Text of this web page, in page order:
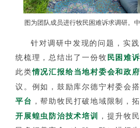
图为团队成员进行牧民困难诉求调研。
针对调研中发现的问题，实
统梳理，总结出了一份牧民困难
此类情况汇报给当地村委会和政府
议。例如，鼓励库尔德宁村委会
平台 ，帮助牧民打破地域限制，
开展蝗虫防治技术培训
，提升牧